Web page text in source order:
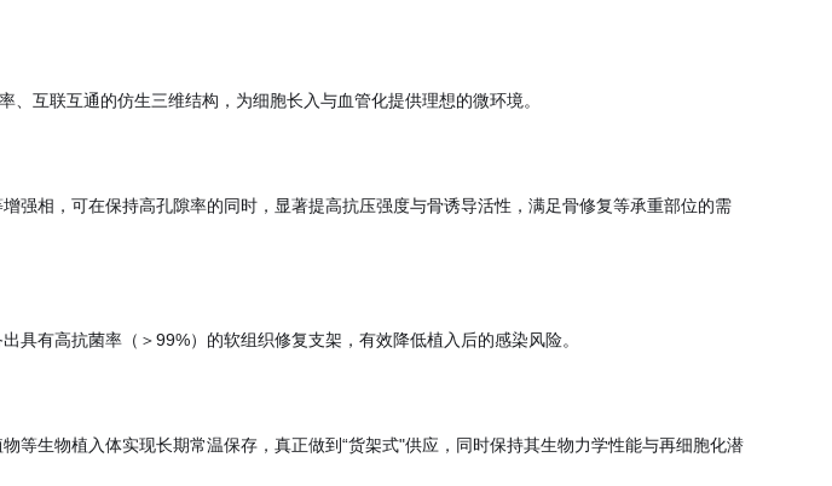
、互联互通的仿生三维结构，为细胞长入与血管化提供理想的微环境。
强相，可在保持高孔隙率的同时，显著提高抗压强度与骨诱导活性，满足骨修复等承重部位的需
具有高抗菌率（＞99%）的软组织修复支架，有效降低植入后的感染风险。
等生物植入体实现长期常温保存，真正做到“货架式"供应，同时保持其生物力学性能与再细胞化潜